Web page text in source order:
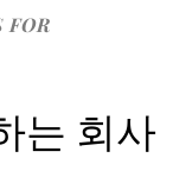
FOR
는 회사